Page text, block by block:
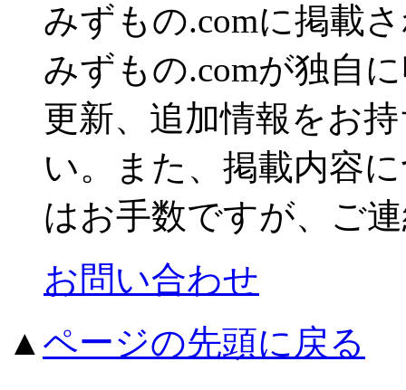
みずもの.comに掲載
みずもの.comが独自
更新、追加情報をお
い。また、掲載内容
はお手数ですが、ご
お問い合わせ
▲ ページの先頭に戻る